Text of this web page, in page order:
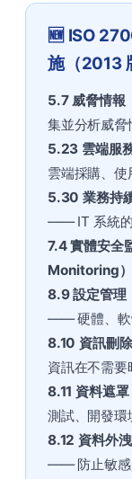
🆕 ISO
施（2013
5.7 威脅情
集並分析威
5.23 雲端服
雲端採購、
5.30 業務持
—— IT 系統的
7.4 實體安
Monitoring
8.9 設定管
—— 硬體、軟
8.10 資訊刪
資訊在不需要
8.11 資料遮
測試、開發環
8.12 資料外
—— 防止敏感